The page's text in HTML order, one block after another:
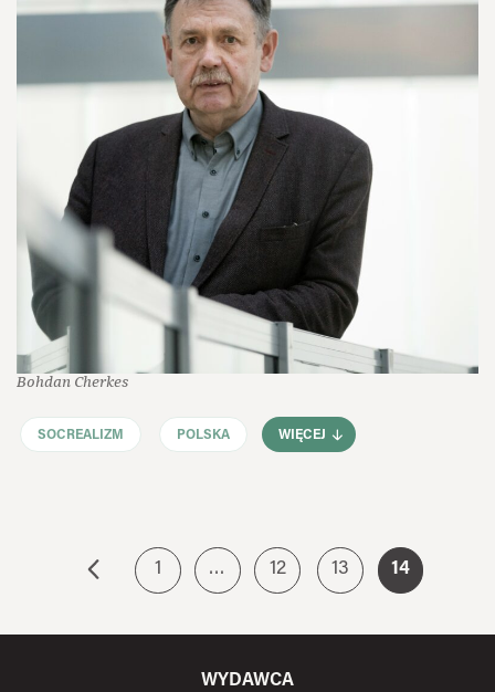
Bohdan Cherkes
SOCREALIZM POLSKA WIĘCEJ
1 … 12 13 14
WYDAWCA